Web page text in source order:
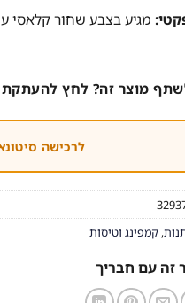
מגיע בצבע שחור קלאסי
מוצר זה? לחץ להעתקת
לרכישה
, קמפינג וטיסות
זה עם חבריך